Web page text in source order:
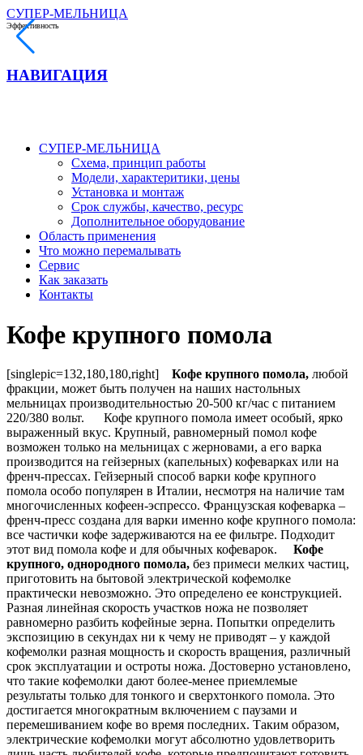
СУПЕР-МЕЛЬНИЦА
Эффективность
НАВИГАЦИЯ
СУПЕР-МЕЛЬНИЦА
Схема, принцип работы
Модели, характеритики, цены
Установка и монтаж
Срок службы, качество, ресурс
Дополнительное оборудование
Область применения
Что можно перемалывать
Сервис
Как заказать
Контакты
Кофе крупного помола
[singlepic=132,180,180,right] Кофе крупного помола, любой
фракции, может быть получен на наших настольных
мельницах производительностью 20-500 кг/час с питанием
220/380 вольт. Кофе крупного помола имеет особый, ярко
выраженный вкус. Крупный, равномерный помол кофе
возможен только на мельницах с жерновами, а его варка
производится на гейзерных (капельных) кофеварках или на
френч-прессах. Гейзерный способ варки кофе крупного
помола особо популярен в Италии, несмотря на наличие там
многочисленных кофеен-эспрессо. Французская кофеварка –
френч-пресс создана для варки именно кофе крупного помола:
все частички кофе задерживаются на ее фильтре. Подходит
этот вид помола кофе и для обычных кофеварок. Кофе
крупного, однородного помола, без примеси мелких частиц,
приготовить на бытовой электрической кофемолке
практически невозможно. Это определено ее конструкцией.
Разная линейная скорость участков ножа не позволяет
равномерно разбить кофейные зерна. Попытки определить
экспозицию в секундах ни к чему не приводят – у каждой
кофемолки разная мощность и скорость вращения, различный
срок эксплуатации и остроты ножа. Достоверно установлено,
что такие кофемолки дают более-менее приемлемые
результаты только для тонкого и сверхтонкого помола. Это
достигается многократным включением с паузами и
перемешиванием кофе во время последних. Таким образом,
электрические кофемолки могут абсолютно удовлетворить